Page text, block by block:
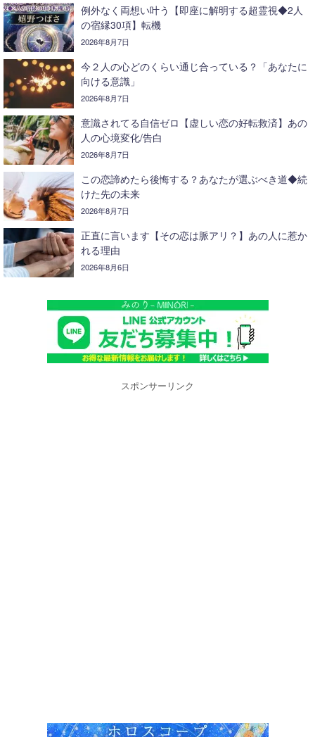
例外なく両想い叶う【即座に解明する超霊視◆2人
の宿縁30項】転機
2026年8月7日
今２人の心どのくらい通じ合っている？「あなたに
向ける意識」
2026年8月7日
意識されてる自信ゼロ【虚しい恋の好転救済】あの
人の心境変化/告白
2026年8月7日
この恋諦めたら後悔する？あなたが選ぶべき道◆続
けた先の未来
2026年8月7日
正直に言います【その恋は脈アリ？】あの人に惹か
れる理由
2026年8月6日
スポンサーリンク